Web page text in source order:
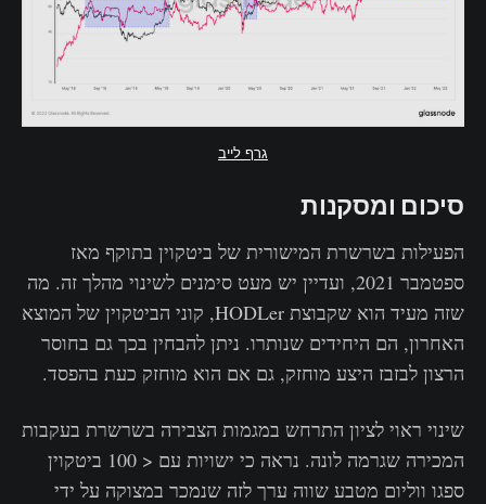
גרף לייב
סיכום ומסקנות
הפעילות בשרשרת המישורית של ביטקוין בתוקף מאז
ספטמבר 2021, ועדיין יש מעט סימנים לשינוי מהלך זה. מה
שזה מעיד הוא שקבוצת HODLer, קוני הביטקוין של המוצא
האחרון, הם היחידים שנותרו. ניתן להבחין בכך גם בחוסר
הרצון לבזבז היצע מוחזק, גם אם הוא מוחזק כעת בהפסד.
שינוי ראוי לציון התרחש במגמות הצבירה בשרשרת בעקבות
המכירה שגרמה לונה. נראה כי ישויות עם < 100 ביטקוין
ספגו ווליום מטבע שווה ערך לזה שנמכר במצוקה על ידי